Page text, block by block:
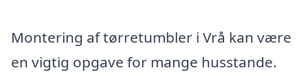
Montering af tørretumbler i Vrå kan være
en vigtig opgave for mange husstande.